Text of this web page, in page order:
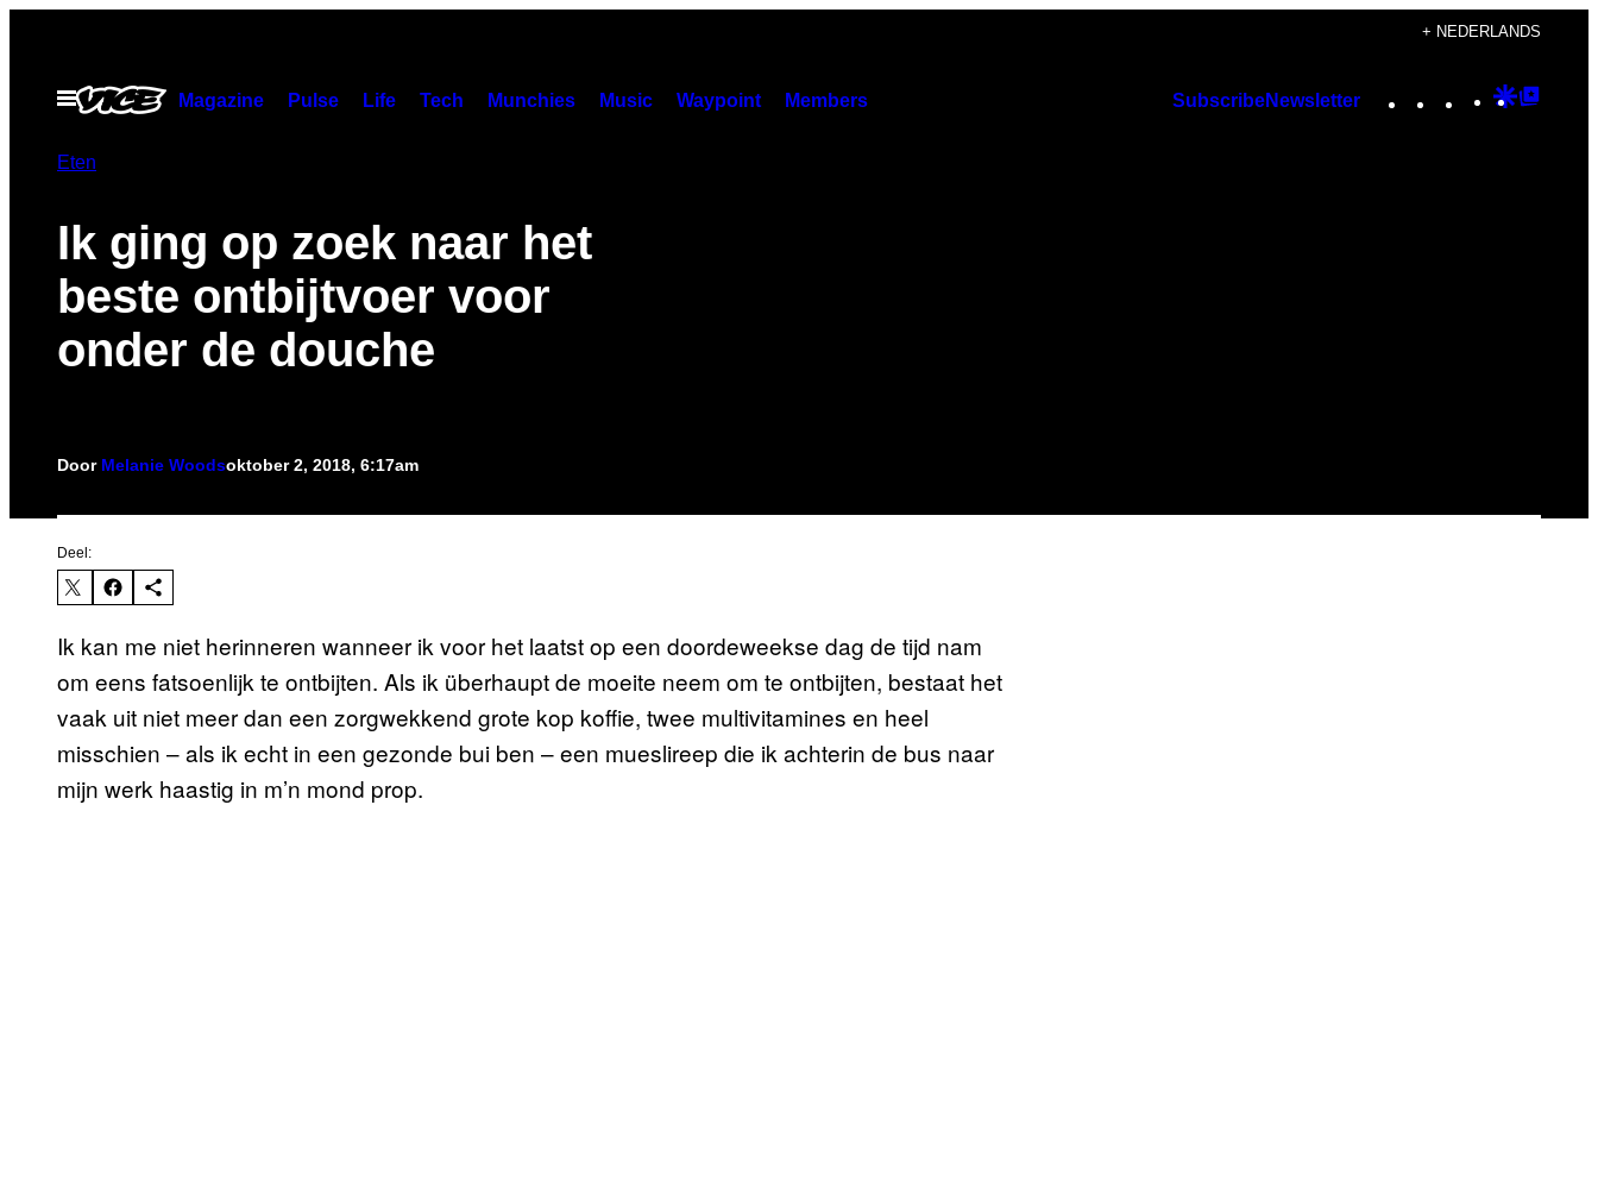
+ NEDERLANDS
Open
menu
Magazine Pulse Life Tech Munchies Music Waypoint Members SubscribeNewsletter Instagram
TikTok
YouTube
Google
Eten
Ik ging op zoek naar het
beste ontbijtvoer voor
onder de douche
Door Melanie Woodsoktober 2, 2018, 6:17am
Deel:
Ik kan me niet herinneren wanneer ik voor het laatst op een doordeweekse dag de tijd nam
om eens fatsoenlijk te ontbijten. Als ik überhaupt de moeite neem om te ontbijten, bestaat het
vaak uit niet meer dan een zorgwekkend grote kop koffie, twee multivitamines en heel
misschien – als ik echt in een gezonde bui ben – een mueslireep die ik achterin de bus naar
mijn werk haastig in m’n mond prop.